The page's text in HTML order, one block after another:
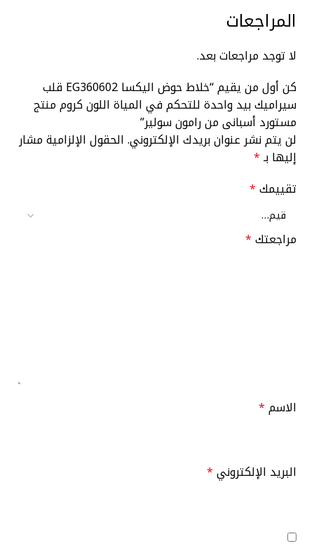
المراجعات
لا توجد مراجعات بعد.
كن أول من يقيم “خلاط حوض اليكسا EG360602 قلب
سيراميك بيد واحدة للتحكم في المياة اللون كروم منتج
مستورد أسبانى من رامون سولير”
لن يتم نشر عنوان بريدك الإلكتروني.الحقول الإلزامية مشار
إليها بـ*
تقييمك*
مراجعتك*
الاسم*
البريد الإلكتروني*